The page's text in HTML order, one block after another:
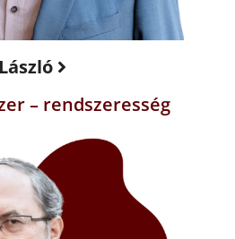
– rendszeresség